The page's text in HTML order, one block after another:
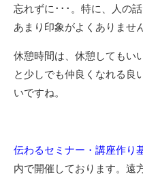
忘れずに･･･。特に、人の
あまり印象がよくありません
休憩時間は、休憩してもい
と少しでも仲良くなれる良
いですね。
伝わるセミナー・講座作り
内で開催しております。遠